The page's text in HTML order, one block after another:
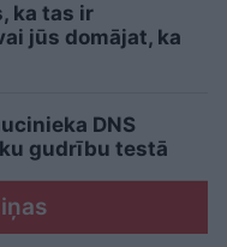
ka tas ir
jūs domājat, ka
DNS
gudrību testā